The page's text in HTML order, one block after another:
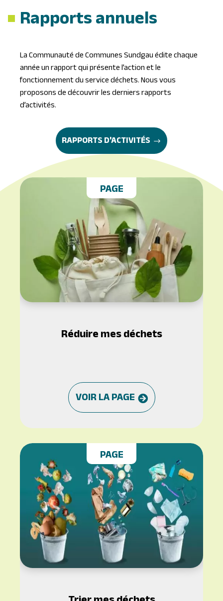
Rapports annuels
La Communauté de Communes Sundgau édite chaque
année un rapport qui présente l’action et le
fonctionnement du service déchets. Nous vous
proposons de découvrir les derniers rapports
d’activités.
RAPPORTS D'ACTIVITÉS
Réduire mes déchets
VOIR LA PAGE
PAGE
PAGE